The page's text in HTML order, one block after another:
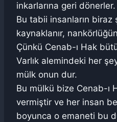
inkarlarına geri dönerler.
Bu tabii insanların biraz
kaynaklanır,
Çünkü Cenab-ı Hak
Varlık alemindeki her
mülk onun dur.
Bu mülkü bize Cenab-ı
vermiştir ve her insan
boyunca o emaneti bu